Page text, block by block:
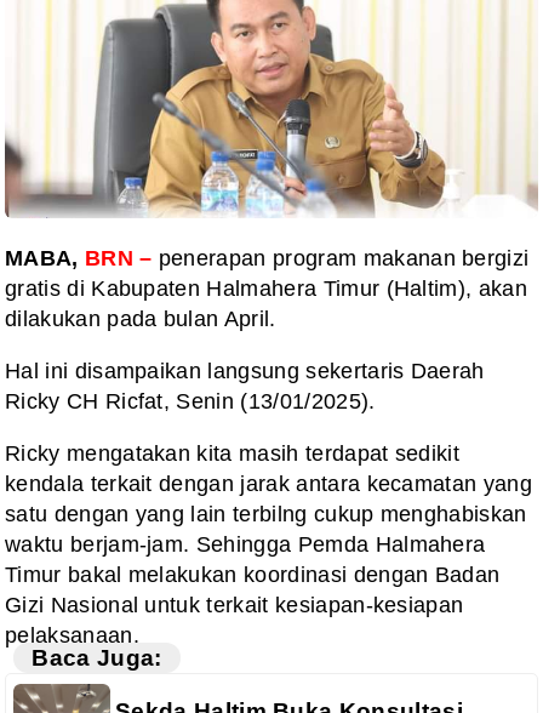
MABA, BRN – penerapan program makanan bergizi
gratis di Kabupaten Halmahera Timur (Haltim), akan
dilakukan pada bulan April.
Hal ini disampaikan langsung sekertaris Daerah
Ricky CH Ricfat, Senin (13/01/2025).
Ricky mengatakan kita masih terdapat sedikit
kendala terkait dengan jarak antara kecamatan yang
satu dengan yang lain terbilng cukup menghabiskan
waktu berjam-jam. Sehingga Pemda Halmahera
Timur bakal melakukan koordinasi dengan Badan
Gizi Nasional untuk terkait kesiapan-kesiapan
pelaksanaan.
Baca Juga: